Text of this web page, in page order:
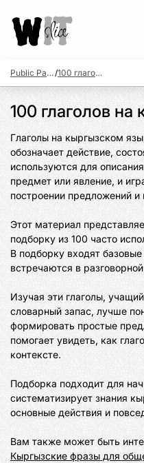
Public Packs/ 100 глаголов на кыргызском языке
100 глаголов
Глаголы на кыргызском
обозначает действие,
используются для
предмет или явление, и
построении предложений
Этот материал
подборку из 100 часто
В подборку входят
встречаются в
Изучая эти глаголы,
словарный запас, лучше
формировать простые
помогает увидеть, как
контексте.
Подборка подходит для
систематизирует знания
основные действия и
Кыргызские фразы для